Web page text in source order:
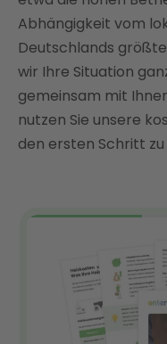
Fazit: Heizen mit
FAQ
Abhängigkeit vom
Deutschlands
wir Ihre Situation
gemeinsam mit
nutzen Sie unsere
den ersten Schritt